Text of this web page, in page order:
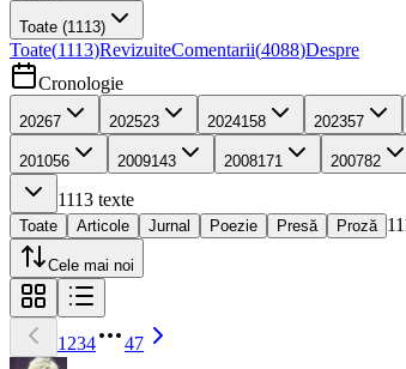
Toate (1113)
Toate(1113)RevizuiteComentarii(4088)Despre
Cronologie
20267 202523 2024158 202357
201056 2009143 2008171 200782
1113 texte
Toate Articole Jurnal Poezie Presă Proză
Cele mai noi
1 234 47